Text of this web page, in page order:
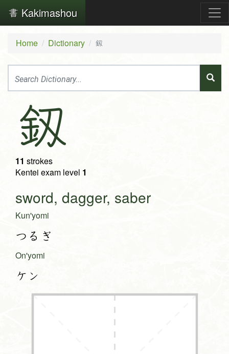
Kakimashou
Home Dictionary 釼
釼
11 strokes
Kentei exam level 1
sword, dagger, saber
Kun'yomi
つるぎ
On'yomi
ケン